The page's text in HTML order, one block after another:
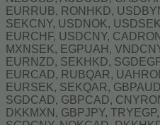
EURRUB, RONHKD,
SEKCNY, USDNOK,
EURCHF, USDCNY,
MXNSEK, EGPUAH,
EURNZD, SEKHKD,
EURCAD, RUBQAR,
EURSEK, SEKQAR,
SGDCAD, GBPCAD,
DKKMXN, GBPJPY,